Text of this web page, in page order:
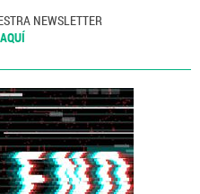
NEWSLETTER